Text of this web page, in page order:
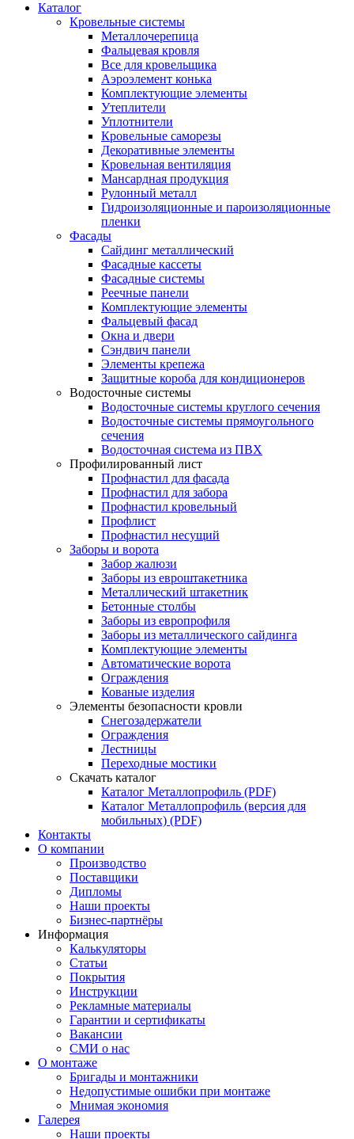
Каталог
Кровельные системы
Металлочерепица
Фальцевая кровля
Все для кровельщика
Аэроэлемент конька
Комплектующие элементы
Утеплители
Уплотнители
Кровельные саморезы
Декоративные элементы
Кровельная вентиляция
Мансардная продукция
Рулонный металл
Гидроизоляционные и пароизоляционные
пленки
Фасады
Сайдинг металлический
Фасадные кассеты
Фасадные системы
Реечные панели
Комплектующие элементы
Фальцевый фасад
Окна и двери
Сэндвич панели
Элементы крепежа
Защитные короба для кондиционеров
Водосточные системы
Водосточные системы круглого сечения
Водосточные системы прямоугольного
сечения
Водосточная система из ПВХ
Профилированный лист
Профнастил для фасада
Профнастил для забора
Профнастил кровельный
Профлист
Профнастил несущий
Заборы и ворота
Забор жалюзи
Заборы из евроштакетника
Металлический штакетник
Бетонные столбы
Заборы из европрофиля
Заборы из металлического сайдинга
Комплектующие элементы
Автоматические ворота
Ограждения
Кованые изделия
Элементы безопасности кровли
Снегозадержатели
Ограждения
Лестницы
Переходные мостики
Скачать каталог
Каталог Металлопрофиль (PDF)
Каталог Металлопрофиль (версия для
мобильных) (PDF)
Контакты
О компании
Производство
Поставщики
Дипломы
Наши проекты
Бизнес-партнёры
Информация
Калькуляторы
Статьи
Покрытия
Инструкции
Рекламные материалы
Гарантии и сертификаты
Вакансии
СМИ о нас
О монтаже
Бригады и монтажники
Недопустимые ошибки при монтаже
Мнимая экономия
Галерея
Наши проекты